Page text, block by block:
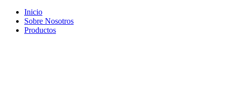
Inicio
Sobre Nosotros
Productos